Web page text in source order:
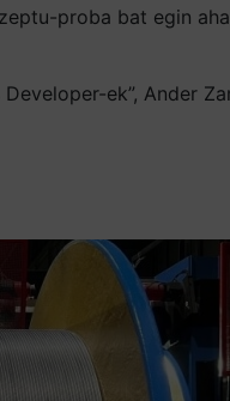
proba bat egin
Developer-ek”, Ander